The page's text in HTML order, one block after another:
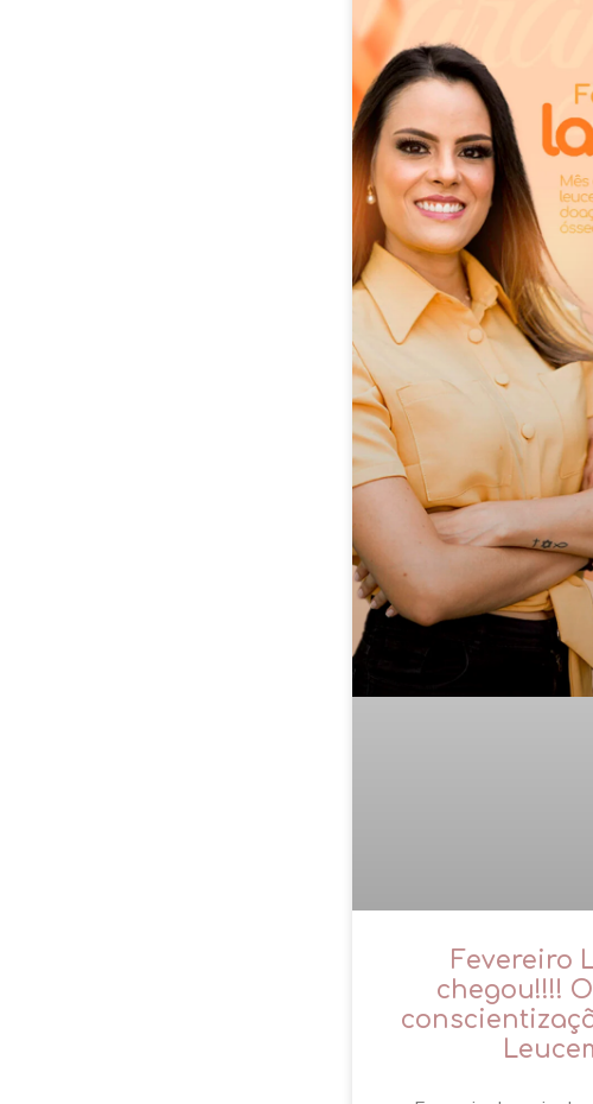
Fevereiro
chegou!!!!